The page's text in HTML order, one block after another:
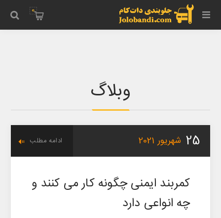
0
وبلاگ
25 شهریور 2021 ادامه مطلب
کمربند ایمنی چگونه کار می کنند و
چه انواعی دارد